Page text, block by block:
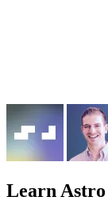
Learn Astro